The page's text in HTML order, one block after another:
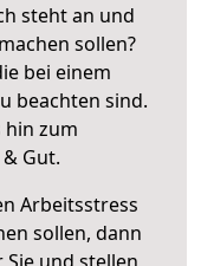
steht an und
sollen?
bei einem
beachten sind.
hin zum
Gut.
Arbeitsstress
sollen, dann